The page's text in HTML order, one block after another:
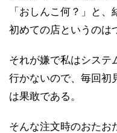
「おしんこ何？」と、
初めての店というのは
それが嫌で私はシステ
行かないので、毎回初
は果敢である。
そんな注文時のおたお